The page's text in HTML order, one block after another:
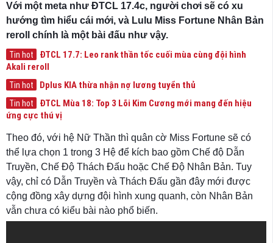
Với một meta như ĐTCL 17.4c, người chơi sẽ có xu
hướng tìm hiểu cái mới, và Lulu Miss Fortune Nhân Bản
reroll chính là một bài đấu như vậy.
Tin hot
ĐTCL 17.7: Leo rank thần tốc cuối mùa cùng đội hình
Akali reroll
Tin hot Dplus KIA thừa nhận nợ lương tuyển thủ
Tin hot
ĐTCL Mùa 18: Top 3 Lõi Kim Cương mới mang đến hiệu
ứng cực thú vị
Theo đó, với hệ Nữ Thần thì quân cờ Miss Fortune sẽ có
thể lựa chọn 1 trong 3 Hệ để kích bao gồm Chế độ Dẫn
Truyền, Chế Độ Thách Đấu hoặc Chế Độ Nhân Bản. Tuy
vậy, chỉ có Dẫn Truyền và Thách Đấu gần đây mới được
cộng đồng xây dựng đội hình xung quanh, còn Nhân Bản
vẫn chưa có kiểu bài nào phổ biến.